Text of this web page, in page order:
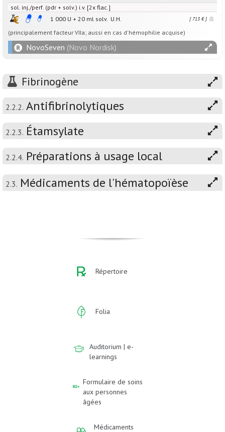
sol. inj./perf. (pdr + solv.) i.v. [2x flac.]
1 000 U + 20 ml solv. U.H. [ 713 € ]
(principalement facteur VIIa; aussi en cas d'hémophilie acquise)
NovoSeven (Novo Nordisk)
Fibrinogène
2.2.2. Antifibrinolytiques
2.2.3. Étamsylate
2.2.4. Préparations à usage local
2.3. Médicaments de l'hématopoïèse
Répertoire
Folia
Auditorium | e-
learnings
Formulaire de soins
aux personnes
âgées
Médicaments